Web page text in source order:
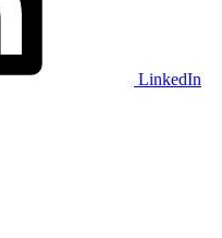
LinkedIn